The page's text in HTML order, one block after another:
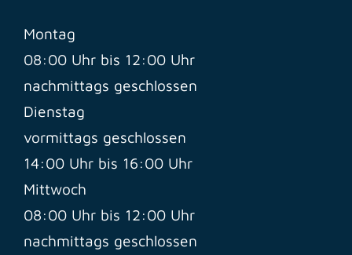
Montag
08:00 Uhr bis 12:00 Uhr
nachmittags geschlossen
Dienstag
vormittags geschlossen
14:00 Uhr bis 16:00 Uhr
Mittwoch
08:00 Uhr bis 12:00 Uhr
nachmittags geschlossen